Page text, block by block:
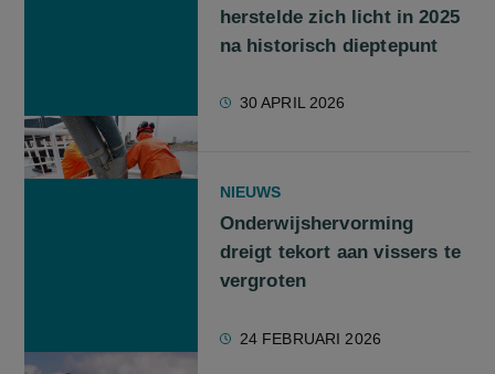
herstelde zich licht in 2025
na historisch dieptepunt
30 APRIL 2026
NIEUWS
Onderwijshervorming
dreigt tekort aan vissers te
vergroten
24 FEBRUARI 2026